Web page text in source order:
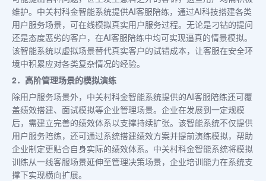
维护。中关村科金智能系统提供AI客服陪练，通过AI科技搭建各类
用户服务场景，可在线模拟真实用户服务过程。无论是刁钻的提问
还是态度恶劣的客户，在AI客服陪练中均可实现逼真的情景模拟。
该智能系统以虚拟场景替代真实客户的试错成本，让客服在安全环
境中积累应对各类复杂情况的经验。
2．高阶管理场景的模拟演练
除用户服务场景外，中关村科金智能系统提供的AI客服陪练还可覆
盖绩效搭建、面试模拟等企业管理场景。企业在发展到一定规模
后，需建立完善的绩效体系以支撑持续扩张。该智能系统不仅提供
用户服务陪练，还可通过系统搭建绩效方案并提前演练模拟，帮助
企业制定更贴合自身实际的绩效体系。中关村科金智能系统将模拟
训练从一线客服场景延伸至管理决策场景，企业培训能力在系统支
撑下实现横向扩展。